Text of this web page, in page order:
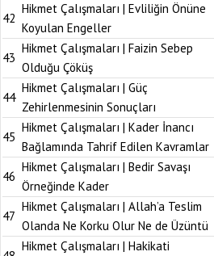
42
Hikmet Çalışmaları | Evliliğin Önüne
Koyulan Engeller
43
Hikmet Çalışmaları | Faizin Sebep
Olduğu Çöküş
44
Hikmet Çalışmaları | Güç
Zehirlenmesinin Sonuçları
45
Hikmet Çalışmaları | Kader İnancı
Bağlamında Tahrif Edilen Kavramlar
46
Hikmet Çalışmaları | Bedir Savaşı
Örneğinde Kader
47
Hikmet Çalışmaları | Allah’a Teslim
Olanda Ne Korku Olur Ne de Üzüntü
Hikmet Çalışmaları | Hakikati